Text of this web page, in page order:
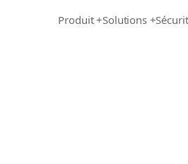
Produit+Solutions+